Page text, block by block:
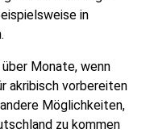
in
über Monate, wenn
akribisch vorbereiten
Möglichkeiten,
zu kommen